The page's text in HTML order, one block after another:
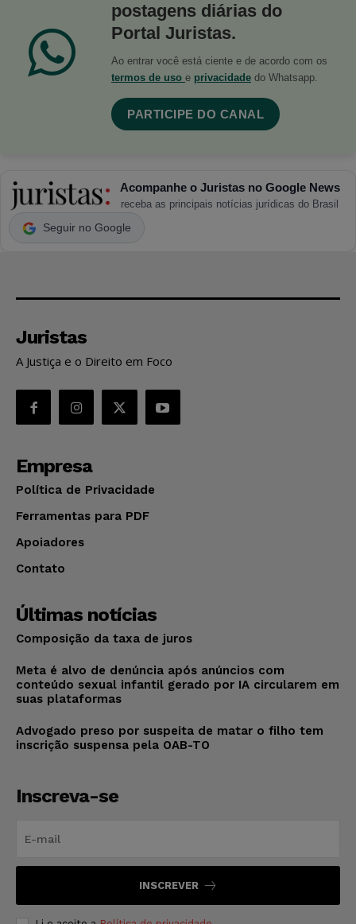
postagens diárias do
Portal Juristas.
Ao entrar você está ciente e de acordo com os
termos de uso e privacidade do Whatsapp.
PARTICIPE DO CANAL
Acompanhe o Juristas no Google News
receba as principais notícias jurídicas do Brasil
Seguir no Google
Juristas
A Justiça e o Direito em Foco
Empresa
Política de Privacidade
Ferramentas para PDF
Apoiadores
Contato
Últimas notícias
Composição da taxa de juros
Meta é alvo de denúncia após anúncios com
conteúdo sexual infantil gerado por IA circularem em
suas plataformas
Advogado preso por suspeita de matar o filho tem
inscrição suspensa pela OAB-TO
Inscreva-se
INSCREVER